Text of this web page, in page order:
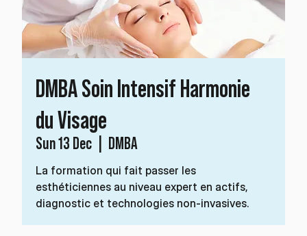
DMBA Soin Intensif Harmonie
du Visage
Sun 13 Dec DMBA
La formation qui fait passer les
esthéticiennes au niveau expert en actifs,
diagnostic et technologies non-invasives.